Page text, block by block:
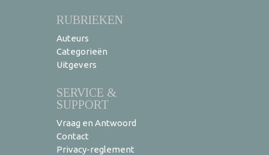
RUBRIEKEN
Auteurs
Categorieën
Uitgevers
SERVICE &
SUPPORT
Vraag en Antwoord
Contact
Privacy-reglement